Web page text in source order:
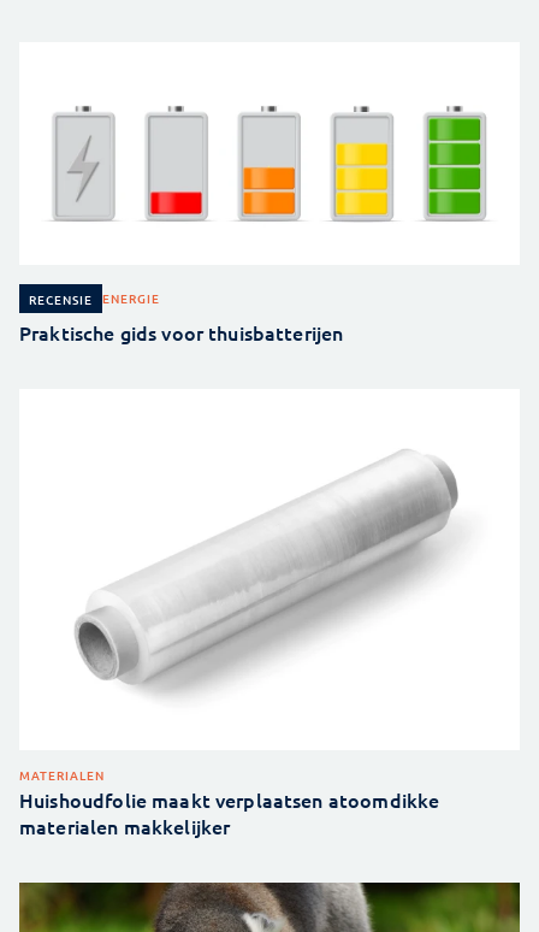
RECENSIE ENERGIE
Praktische gids voor thuisbatterijen
MATERIALEN
Huishoudfolie maakt verplaatsen atoomdikke
materialen makkelijker